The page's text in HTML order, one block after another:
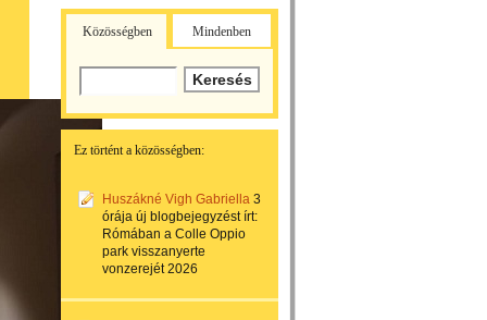
Közösségben Mindenben
Ez történt a közösségben:
Huszákné Vigh Gabriella 3
órája új blogbejegyzést írt:
Rómában a Colle Oppio
park visszanyerte
vonzerejét 2026